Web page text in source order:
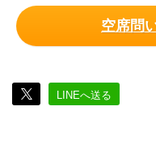
空席問
LINEへ送る